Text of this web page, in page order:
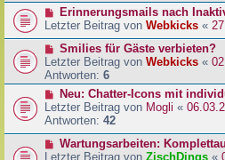
Erinnerungsmails nach
Letzter Beitrag von Webkicks «
Smilies für Gäste verbieten?
Letzter Beitrag von Webkicks «
Antworten: 6
Neu: Chatter-Icons mit
Letzter Beitrag von Mogli «
Antworten: 42
Wartungsarbeiten:
Letzter Beitrag von ZischDings «